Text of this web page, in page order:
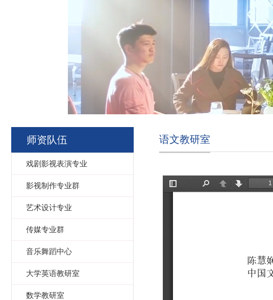
师资队伍
戏剧影视表演专业
影视制作专业群
艺术设计专业
传媒专业群
音乐舞蹈中心
大学英语教研室
数学教研室
语文教研室